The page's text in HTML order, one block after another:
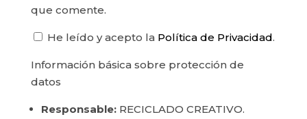
que comente.
He leído y acepto la Política de Privacidad.
Información básica sobre protección de
datos
Responsable:RECICLADO CREATIVO.